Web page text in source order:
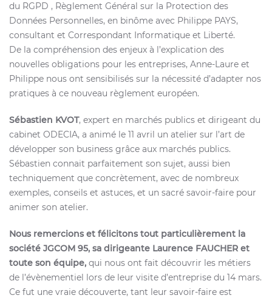
du RGPD , Règlement Général sur la Protection des
Données Personnelles, en binôme avec Philippe PAYS,
consultant et Correspondant Informatique et Liberté.
De la compréhension des enjeux à l’explication des
nouvelles obligations pour les entreprises, Anne-Laure et
Philippe nous ont sensibilisés sur la nécessité d’adapter nos
pratiques à ce nouveau règlement européen.
Sébastien KVOT, expert en marchés publics et dirigeant du
cabinet ODECIA, a animé le 11 avril un atelier sur l’art de
développer son business grâce aux marchés publics.
Sébastien connait parfaitement son sujet, aussi bien
techniquement que concrètement, avec de nombreux
exemples, conseils et astuces, et un sacré savoir-faire pour
animer son atelier.
Nous remercions et félicitons tout particulièrement la
société JGCOM 95, sa dirigeante Laurence FAUCHER et
toute son équipe, qui nous ont fait découvrir les métiers
de l’évènementiel lors de leur visite d’entreprise du 14 mars.
Ce fut une vraie découverte, tant leur savoir-faire est